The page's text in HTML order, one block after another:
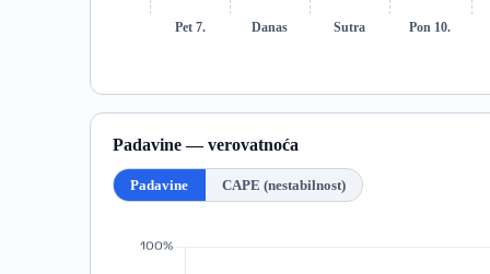
Pet 7. Danas Sutra Pon 10.
Padavine — verovatnoća
Padavine CAPE (nestabilnost)